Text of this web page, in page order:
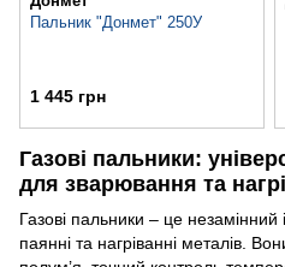
Пальник "Донмет" 250У
1 445 грн
Газові пальники:
для зварювання та
Газові пальники – це незамінний
паянні та нагріванні металів.